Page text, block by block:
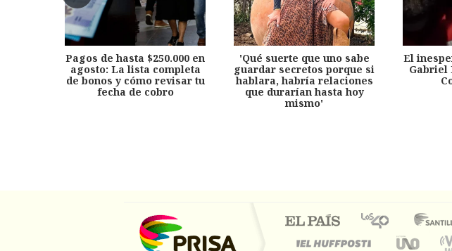
Pagos de hasta $250.000 en
agosto: La lista completa
de bonos y cómo revisar tu
fecha de cobro
'Qué suerte que uno sabe
guardar secretos porque si
hablara, habría relaciones
que durarían hasta hoy
mismo'
El
Gabriel